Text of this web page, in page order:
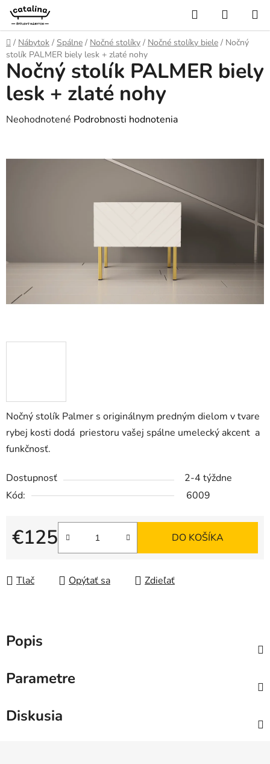
Prejsť
obsah
Hľadať
KOŠÍK
Domov
/ Nábytok / Spálne / Nočné stolíky / Nočné stolíky biele / Nočný
stolík PALMER biely lesk + zlaté nohy
Nočný stolík Palmer s originálnym predným dielom v tvare
rybej kosti dodá priestoru vašej spálne umelecký akcent a
funkčnosť.
Dostupnosť
2-4 týždne
Kód:
6009
€125
Jednotková cena:
DO KOŠÍKA
Tlač Opýtať sa Zdieľať
Nočný stolík PALMER biely
lesk + zlaté nohy
Priemerné
Neohodnotené Podrobnosti hodnotenia
Popis
Parametre
Diskusia